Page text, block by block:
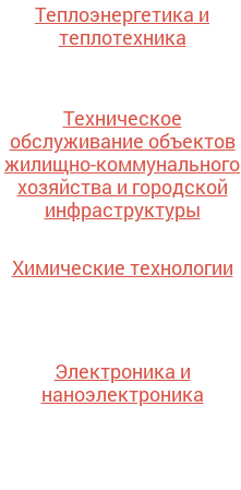
Теплоэнергетика и
теплотехника
Техническое
обслуживание объектов
жилищно-коммунального
хозяйства и городской
инфраструктуры
Химические технологии
Электроника и
наноэлектроника